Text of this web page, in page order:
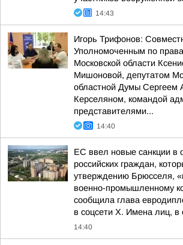
14:43
Игорь Трифонов:
Уполномоченным по
Московской области
Мишоновой, депутатом
областной Думы Сергеем
Керселяном, командой
представителями...
14:40
ЕС ввел новые санкции в
российских граждан,
утверждению Брюсселя,
военно-промышленному
сообщила глава
в соцсети Х. Имена лиц, в
14:40